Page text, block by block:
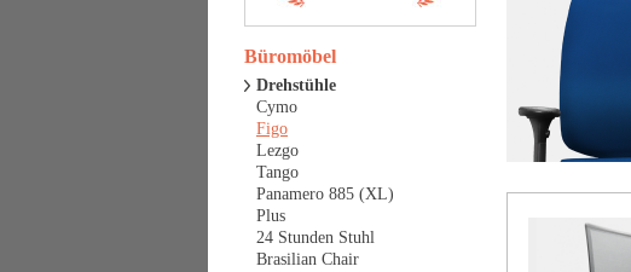
Büromöbel
Drehstühle
Cymo
Figo
Lezgo
Tango
Panamero 885 (XL)
Plus
24 Stunden Stuhl
Brasilian Chair